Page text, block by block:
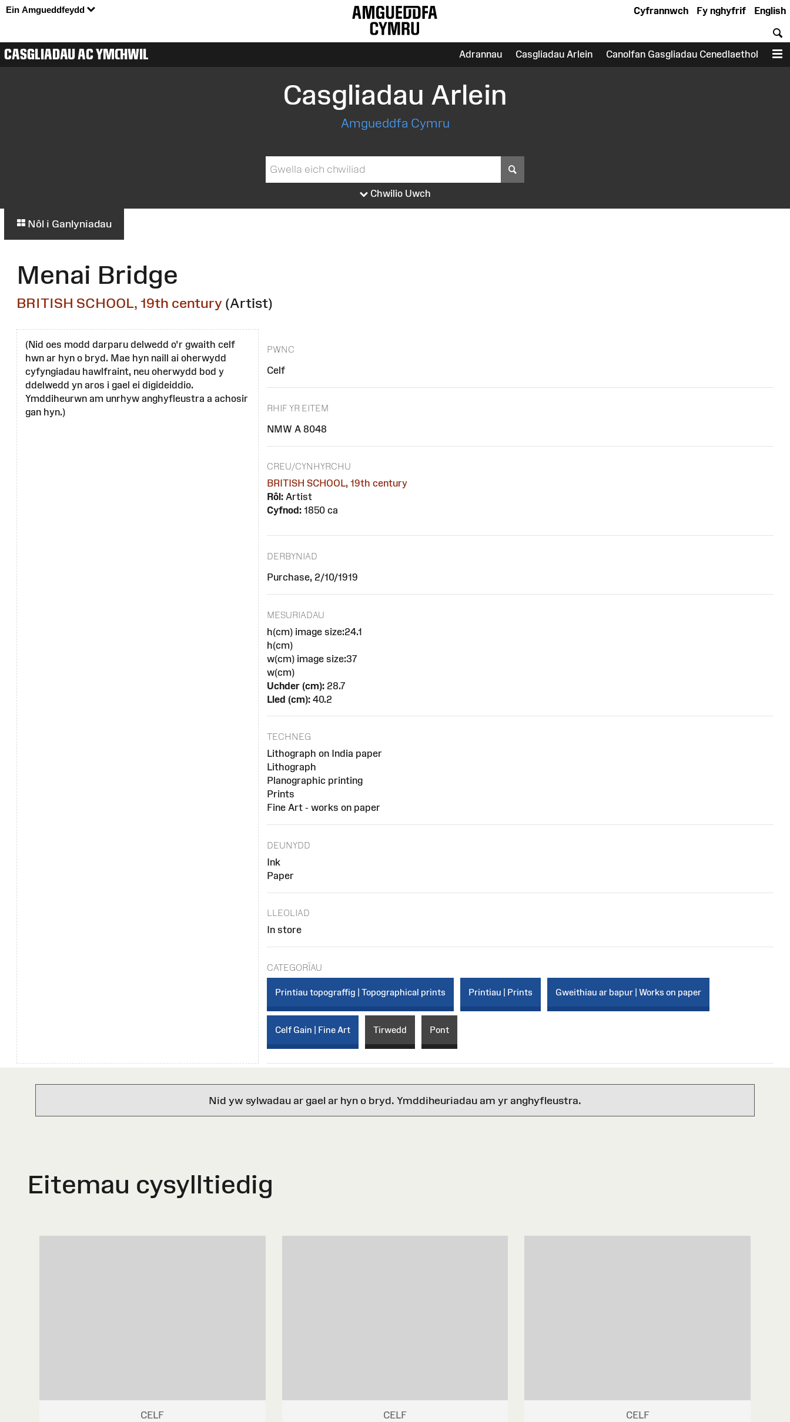
Ein Amgueddfeydd English
Fy nghyfrif
Cyfrannwch
CASGLIADAU AC YMCHWIL Adrannau Casgliadau Arlein Canolfan Gasgliadau Cenedlaethol
Casgliadau Arlein
Amgueddfa Cymru
Chwilio Uwch
Nôl i Ganlyniadau
Menai Bridge
BRITISH SCHOOL, 19th century (Artist)
(Nid oes modd darparu delwedd o'r gwaith celf
hwn ar hyn o bryd. Mae hyn naill ai oherwydd
cyfyngiadau hawlfraint, neu oherwydd bod y
ddelwedd yn aros i gael ei digideiddio.
Ymddiheurwn am unrhyw anghyfleustra a achosir
gan hyn.)
PWNC
Celf
RHIF YR EITEM
NMW A 8048
CREU/CYNHYRCHU
BRITISH SCHOOL, 19th century
Rôl:Artist
Cyfnod:1850 ca
DERBYNIAD
Purchase, 2/10/1919
MESURIADAU
h(cm) image size:24.1
h(cm)
w(cm) image size:37
w(cm)
Uchder (cm):28.7
Lled (cm):40.2
TECHNEG
Lithograph on India paper
Lithograph
Planographic printing
Prints
Fine Art - works on paper
DEUNYDD
Ink
Paper
LLEOLIAD
In store
CATEGORÏAU
Printiau topograffig | Topographical prints Printiau | Prints Gweithiau ar bapur | Works on paper
Celf Gain | Fine Art Tirwedd Pont
Nid yw sylwadau ar gael ar hyn o bryd. Ymddiheuriadau am yr anghyfleustra.
Eitemau cysylltiedig
CELF CELF CELF